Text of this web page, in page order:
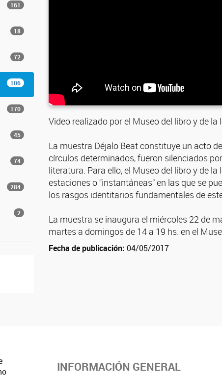
161
18
72
106
170
45
74
284
2
Video realizado por el Museo del libro y de
La muestra Déjalo Beat constituye un acto
círculos determinados, fueron silenciados
literatura. Para ello, el Museo del libro y de
estaciones o “instantáneas” en las que se
los rasgos identitarios fundamentales de
La muestra se inaugura el miércoles 22 de
martes a domingos de 14 a 19 hs. en el
Fecha de publicación: 04/05/2017
INFORMACIÓN GENERAL